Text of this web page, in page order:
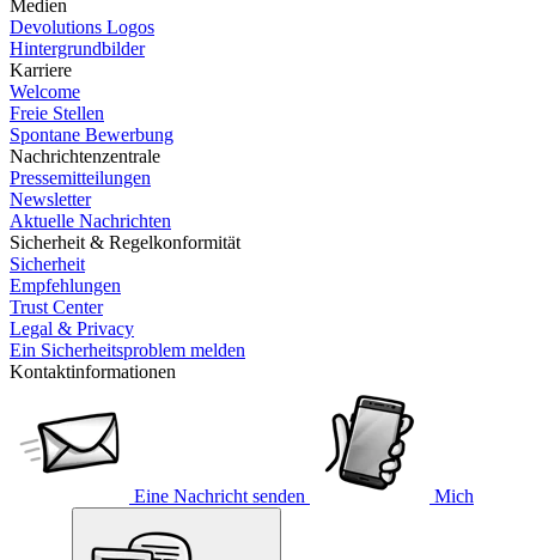
Medien
Devolutions Logos
Hintergrundbilder
Karriere
Welcome
Freie Stellen
Spontane Bewerbung
Nachrichtenzentrale
Pressemitteilungen
Newsletter
Aktuelle Nachrichten
Sicherheit & Regelkonformität
Sicherheit
Empfehlungen
Trust Center
Legal & Privacy
Ein Sicherheitsproblem melden
Kontaktinformationen
Eine Nachricht senden Mich